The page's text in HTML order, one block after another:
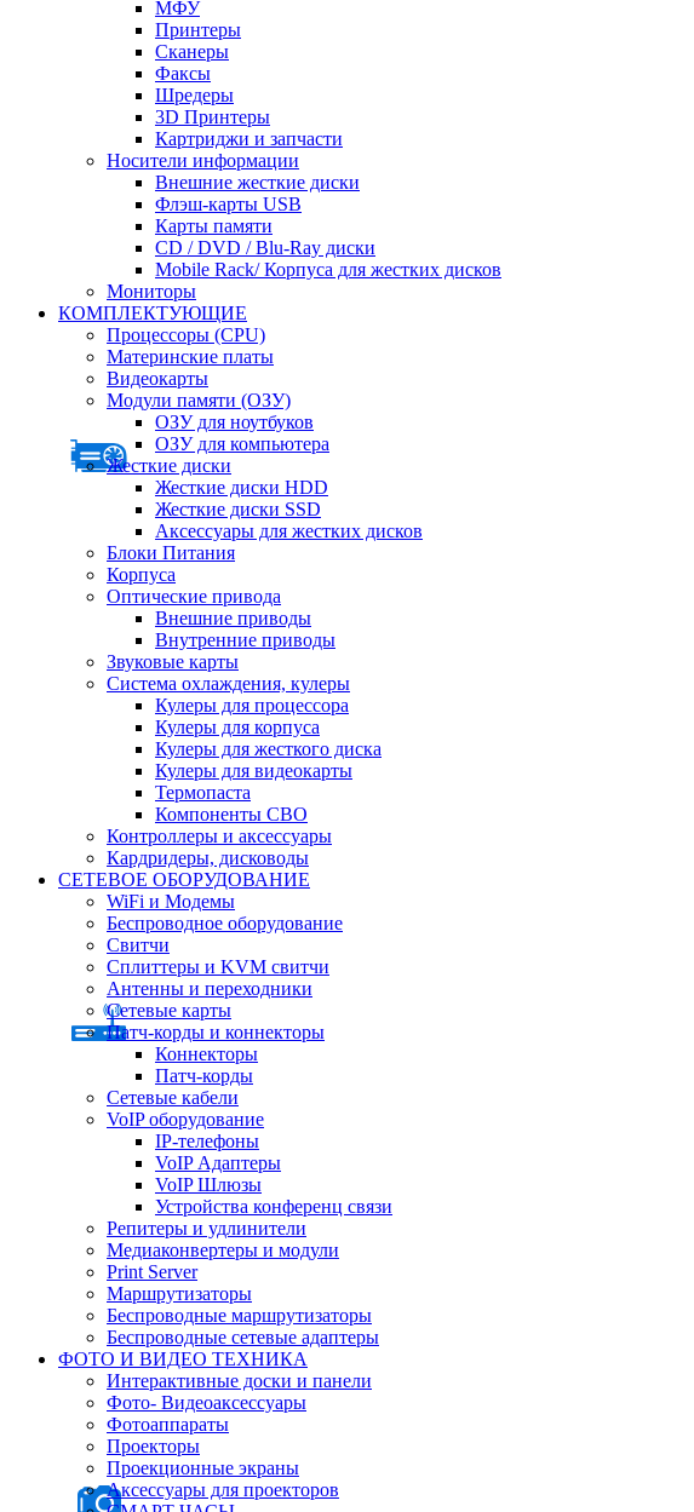
МФУ
Принтеры
Сканеры
Факсы
Шредеры
3D Принтеры
Картриджи и запчасти
Носители информации
Внешние жесткие диски
Флэш-карты USB
Карты памяти
CD / DVD / Blu-Ray диски
Mobile Rack/ Корпуса для жестких дисков
Мониторы
КОМПЛЕКТУЮЩИЕ
Процессоры (CPU)
Материнские платы
Видеокарты
Модули памяти (ОЗУ)
ОЗУ для ноутбуков
ОЗУ для компьютера
Жесткие диски
Жесткие диски HDD
Жесткие диски SSD
Аксессуары для жестких дисков
Блоки Питания
Корпуса
Оптические привода
Внешние приводы
Внутренние приводы
Звуковые карты
Система охлаждения, кулеры
Кулеры для процессора
Кулеры для корпуса
Кулеры для жесткого диска
Кулеры для видеокарты
Термопаста
Компоненты СВО
Контроллеры и аксессуары
Кардридеры, дисководы
СЕТЕВОЕ ОБОРУДОВАНИЕ
WiFi и Модемы
Беспроводное оборудование
Свитчи
Сплиттеры и KVM свитчи
Антенны и переходники
Сетевые карты
Патч-корды и коннекторы
Коннекторы
Патч-корды
Сетевые кабели
VoIP оборудование
IP-телефоны
VoIP Адаптеры
VoIP Шлюзы
Устройства конференц связи
Репитеры и удлинители
Медиаконвертеры и модули
Print Server
Маршрутизаторы
Беспроводные маршрутизаторы
Беспроводные сетевые адаптеры
ФОТО И ВИДЕО ТЕХНИКА
Интерактивные доски и панели
Фото- Видеоаксессуары
Фотоаппараты
Проекторы
Проекционные экраны
Аксессуары для проекторов